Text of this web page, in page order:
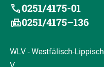
0251/4175-01
0251/4175–136
WLV - Westfälisch-